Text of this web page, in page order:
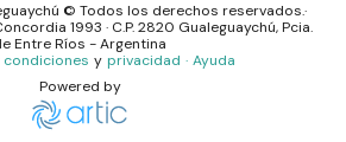
© Todos los derechos reservados.·
1993 · C.P.2820 Gualeguaychú, Pcia.
Entre Ríos - Argentina
condiciones y privacidad · Ayuda
Powered by